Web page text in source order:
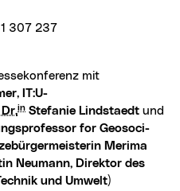
307 237
mit
, IT:U-
Dr.in Stefanie Lindstaedt und
for Geosoci-
Merima
Neumann, Direktor des
und Umwelt)